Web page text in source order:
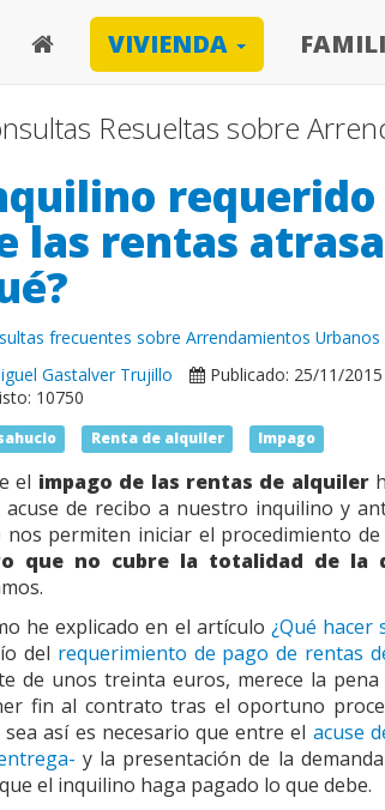
VIVIENDA
Resueltas sobre
las rentas
frecuentes sobre Arrendamientos Urbanos
Gastalver Trujillo
Publicado: 25/11/2015
10750
Renta de alquiler Impago
el impago de las rentas de alquiler
acuse de recibo a nuestro inquilino y
nos permiten iniciar el procedimiento de
que no cubre la totalidad de la
he explicado en el artículo ¿Qué hacer
del requerimiento de pago de rentas
de unos treinta euros, merece la
fin al contrato tras el oportuno
sea así es necesario que entre el acuse
y la presentación de la
el inquilino haga pagado lo que debe.